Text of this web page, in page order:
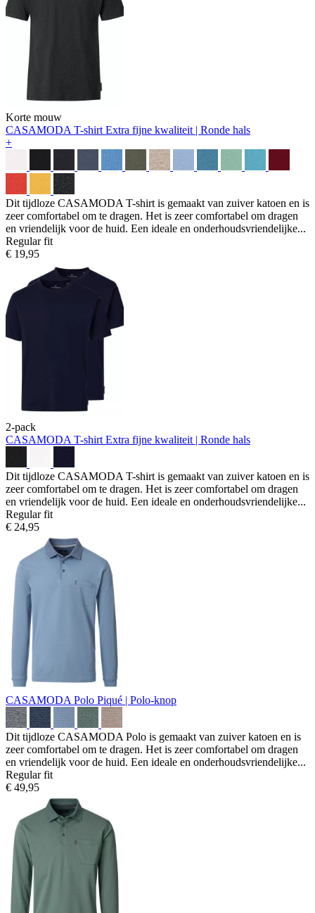
Korte mouw
CASAMODA T-shirt Extra fijne kwaliteit | Ronde hals
+
Dit tijdloze CASAMODA T-shirt is gemaakt van zuiver katoen en is
zeer comfortabel om te dragen. Het is zeer comfortabel om dragen
en vriendelijk voor de huid. Een ideale en onderhoudsvriendelijke...
Regular fit
€ 19,95
2-pack
CASAMODA T-shirt Extra fijne kwaliteit | Ronde hals
Dit tijdloze CASAMODA T-shirt is gemaakt van zuiver katoen en is
zeer comfortabel om te dragen. Het is zeer comfortabel om dragen
en vriendelijk voor de huid. Een ideale en onderhoudsvriendelijke...
Regular fit
€ 24,95
CASAMODA Polo Piqué | Polo-knop
Dit tijdloze CASAMODA Polo is gemaakt van zuiver katoen en is
zeer comfortabel om te dragen. Het is zeer comfortabel om dragen
en vriendelijk voor de huid. Een ideale en onderhoudsvriendelijke...
Regular fit
€ 49,95